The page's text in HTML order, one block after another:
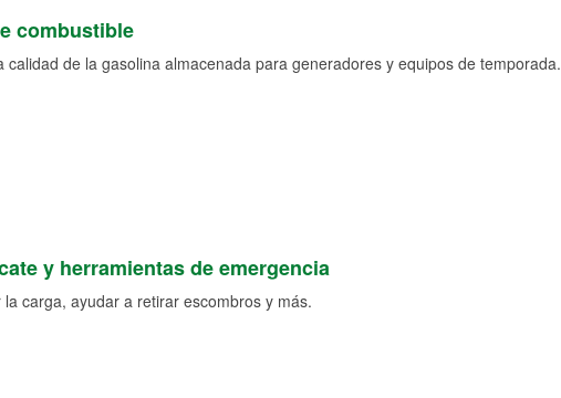
combustible
calidad de la gasolina almacenada para generadores y equipos de temporada.
y herramientas de emergencia
carga, ayudar a retirar escombros y más.